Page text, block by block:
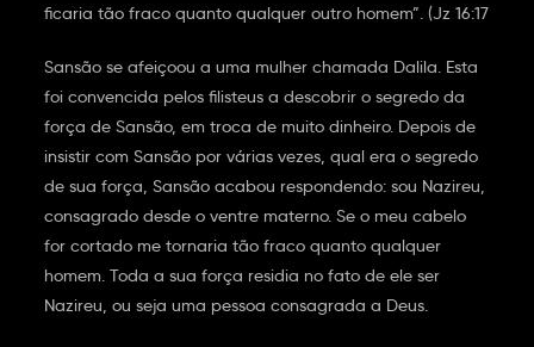
ficaria tão fraco quanto qualquer outro homem”. (Jz 16:17
Sansão se afeiçoou a uma mulher chamada Dalila. Esta
foi convencida pelos filisteus a descobrir o segredo da
força de Sansão, em troca de muito dinheiro. Depois de
insistir com Sansão por várias vezes, qual era o segredo
de sua força, Sansão acabou respondendo: sou Nazireu,
consagrado desde o ventre materno. Se o meu cabelo
for cortado me tornaria tão fraco quanto qualquer
homem. Toda a sua força residia no fato de ele ser
Nazireu, ou seja uma pessoa consagrada a Deus.